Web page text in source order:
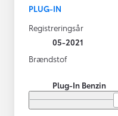
PLUG-IN
Registreringsår
05-2021
Brændstof
Plug-In Benzin